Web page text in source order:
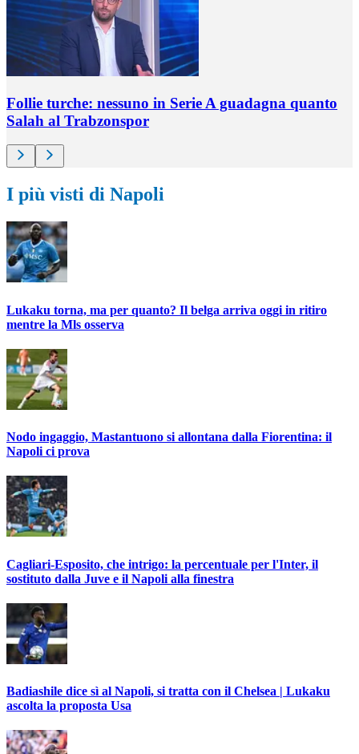
Follie turche: nessuno in Serie A guadagna quanto
Salah al Trabzonspor
I più visti di Napoli
Lukaku torna, ma per quanto? Il belga arriva oggi in ritiro
mentre la Mls osserva
Nodo ingaggio, Mastantuono si allontana dalla Fiorentina: il
Napoli ci prova
Cagliari-Esposito, che intrigo: la percentuale per l'Inter, il
sostituto dalla Juve e il Napoli alla finestra
Badiashile dice sì al Napoli, si tratta con il Chelsea | Lukaku
ascolta la proposta Usa